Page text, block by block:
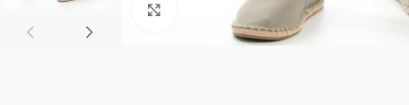
Κλικ για μεγέθυνση